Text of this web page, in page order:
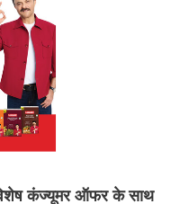
विशेष कंज्यूमर ऑफर के साथ